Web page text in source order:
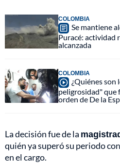
COLOMBIA
Se mantiene
Puracé: actividad
alcanzada
COLOMBIA
¿Quiénes son
peligrosidad" que
orden de De la
La decisión fue de la
quién ya superó su periodo
en el cargo.